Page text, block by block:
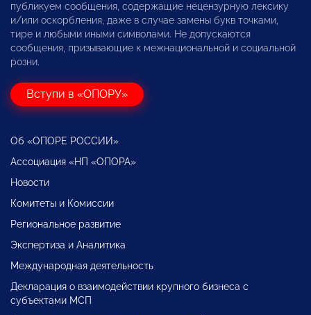
публикуем сообщения, содержащие нецензурную лексику
и/или оскорбления, даже в случае замены букв точками,
тире и любыми иными символами. Не допускаются
сообщения, призывающие к межнациональной и социальной
розни.
Вступи в «ОПОРУ»
Об «ОПОРЕ РОССИИ»
Ассоциация «НП «ОПОРА»
Новости
Комитеты и Комиссии
Региональное развитие
Экспертиза и Аналитика
Международная деятельность
Декларация о взаимодействии крупного бизнеса с
субъектами МСП